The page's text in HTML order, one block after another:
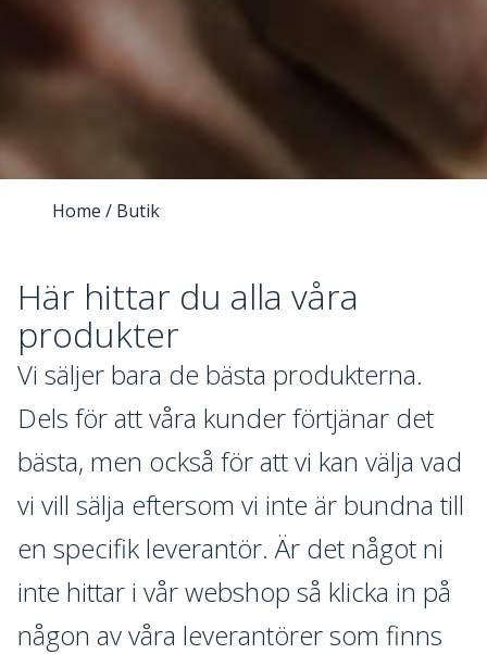
Home / Butik
Här hittar du alla våra
produkter
Vi säljer bara de bästa produkterna.
Dels för att våra kunder förtjänar det
bästa, men också för att vi kan välja vad
vi vill sälja eftersom vi inte är bundna till
en specifik leverantör. Är det något ni
inte hittar i vår webshop så klicka in på
någon av våra leverantörer som finns